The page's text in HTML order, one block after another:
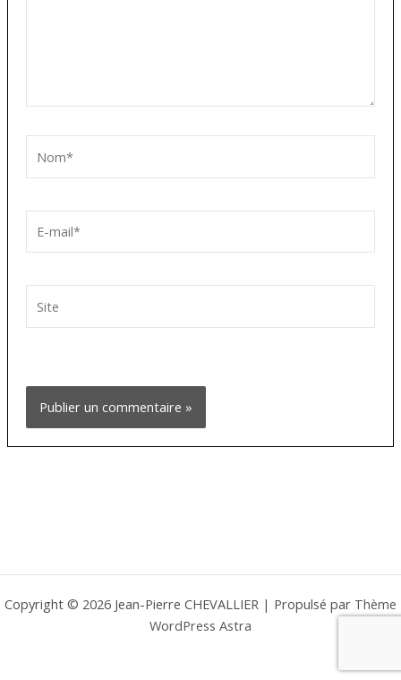
mail*
Copyright © 2026 Jean-Pierre CHEVALLIER | Propulsé par Thème
WordPress Astra